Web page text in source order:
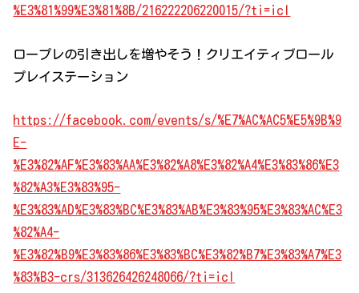
%E3%81%99%E3%81%8B/216222206220015/?ti=icl
ロープレの引き出しを増やそう！クリエイティブロール
プレイステーション
https://facebook.com/events/s/%E7%AC%AC5%E5%9B%9
E-
%E3%82%AF%E3%83%AA%E3%82%A8%E3%82%A4%E3%83%86%E3
%82%A3%E3%83%95-
%E3%83%AD%E3%83%BC%E3%83%AB%E3%83%95%E3%83%AC%E3
%82%A4-
%E3%82%B9%E3%83%86%E3%83%BC%E3%82%B7%E3%83%A7%E3
%83%B3-crs/313626426248066/?ti=icl